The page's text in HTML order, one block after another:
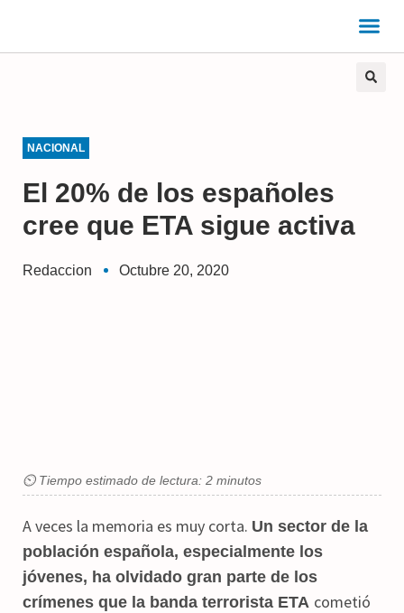
NACIONAL
El 20% de los españoles
cree que ETA sigue activa
Redaccion Octubre 20, 2020
⏲ Tiempo estimado de lectura: 2 minutos
A veces la memoria es muy corta. Un sector de la
población española, especialmente los
jóvenes, ha olvidado gran parte de los
crímenes que la banda terrorista ETA cometió